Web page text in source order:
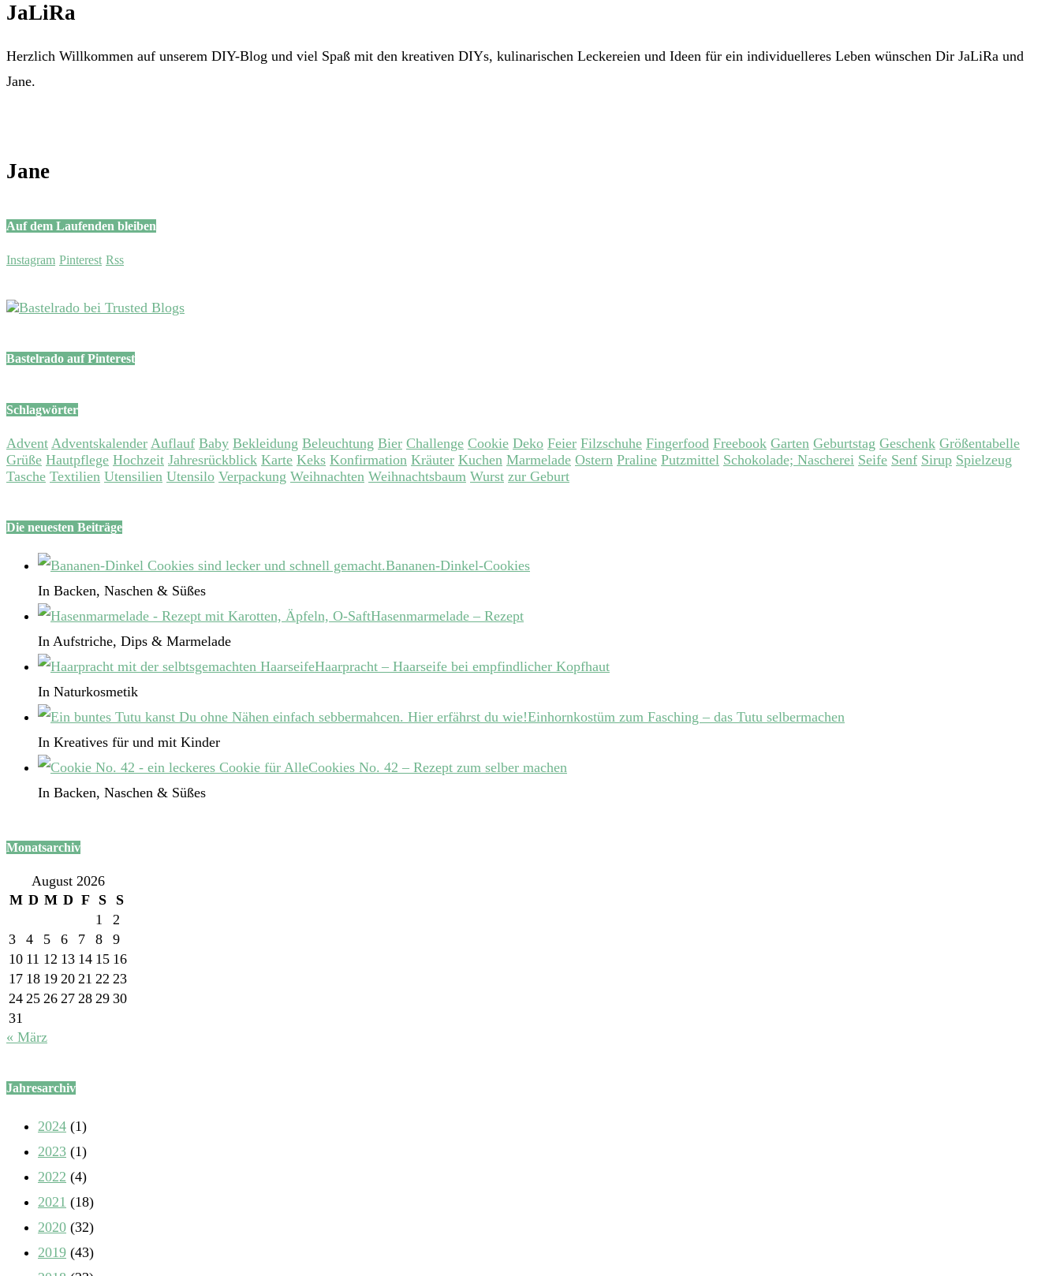
JaLiRa
Herzlich Willkommen auf unserem DIY-Blog und viel Spaß mit den kreativen DIYs, kulinarischen Leckereien und Ideen für ein individuelleres Leben wünschen Dir JaLiRa und
Jane.
Jane
Auf dem Laufenden bleiben
Instagram Pinterest Rss
Bastelrado auf Pinterest
Schlagwörter
Advent Adventskalender Auflauf Baby Bekleidung Beleuchtung Bier Challenge Cookie Deko Feier Filzschuhe Fingerfood Freebook Garten Geburtstag Geschenk Größentabelle
Grüße Hautpflege Hochzeit Jahresrückblick Karte Keks Konfirmation Kräuter Kuchen Marmelade Ostern Praline Putzmittel Schokolade; Nascherei Seife Senf Sirup Spielzeug
Tasche Textilien Utensilien Utensilo Verpackung Weihnachten Weihnachtsbaum Wurst zur Geburt
Die neuesten Beiträge
Bananen-Dinkel-Cookies
In Backen, Naschen & Süßes
Hasenmarmelade – Rezept
In Aufstriche, Dips & Marmelade
Haarpracht – Haarseife bei empfindlicher Kopfhaut
In Naturkosmetik
Einhornkostüm zum Fasching – das Tutu selbermachen
In Kreatives für und mit Kinder
Cookies No. 42 – Rezept zum selber machen
In Backen, Naschen & Süßes
Monatsarchiv
August 2026
M D M D F S
S
1
2
3
4 5 6 7 8
9
10 11 12 13 14 15 16
17 18 19 20 21 22 23
24 25 26 27 28 29 30
31
« März
Jahresarchiv
2024 (1)
2023 (1)
2022 (4)
2021 (18)
2020 (32)
2019 (43)